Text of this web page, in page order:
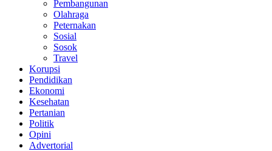
Pembangunan
Olahraga
Peternakan
Sosial
Sosok
Travel
Korupsi
Pendidikan
Ekonomi
Kesehatan
Pertanian
Politik
Opini
Advertorial